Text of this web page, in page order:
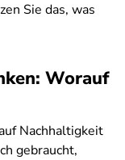
Sie das, was
Worauf
Nachhaltigkeit
gebraucht,